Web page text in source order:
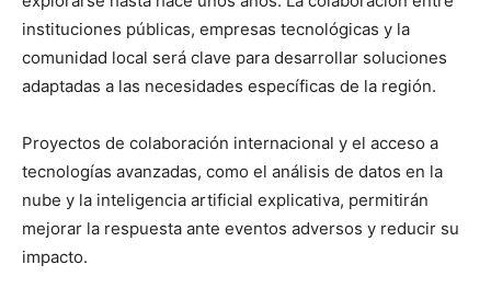
instituciones públicas, empresas tecnológicas y la
comunidad local será clave para desarrollar soluciones
adaptadas a las necesidades específicas de la región.
Proyectos de colaboración internacional y el acceso a
tecnologías avanzadas, como el análisis de datos en la
nube y la inteligencia artificial explicativa, permitirán
mejorar la respuesta ante eventos adversos y reducir su
impacto.